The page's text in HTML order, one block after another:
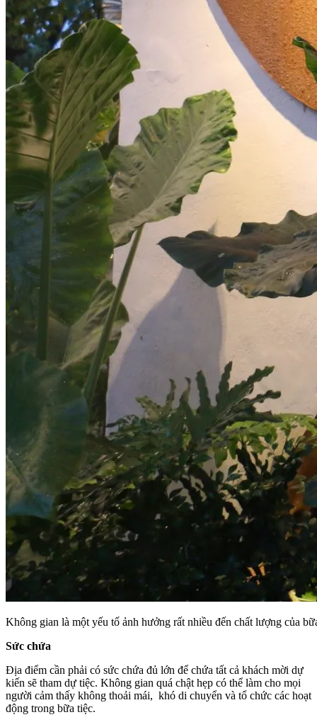
Không gian là một yếu tố ảnh hưởng rất nhiều đến chất lượng của
Sức chứa
Địa điểm cần phải có sức chứa đủ lớn để chứa tất cả khách mời dự
kiến sẽ tham dự tiệc. Không gian quá chật hẹp có thể làm cho mọi
người cảm thấy không thoải mái, khó di chuyển và tổ chức các hoạt
động trong bữa tiệc.